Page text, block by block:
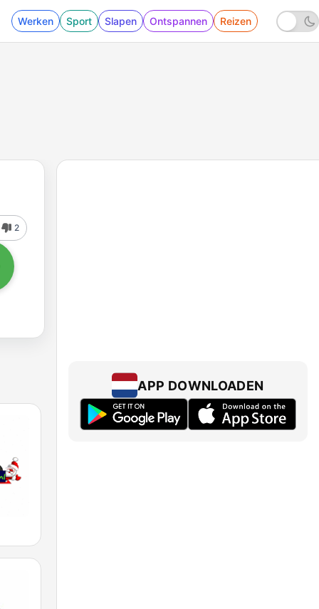
Werken Sport Slapen Ontspannen Reizen
2
APP DOWNLOADEN